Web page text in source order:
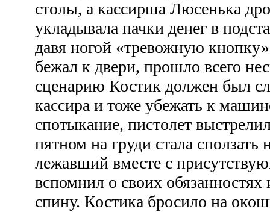
столы, а кассирша Люсенька
укладывала пачки денег в
давя ногой «тревожную
бежал к двери, прошло всего
сценарию Костик должен был
кассира и тоже убежать к
спотыкание, пистолет
пятном на груди стала
лежавший вместе с
вспомнил о своих
спину. Костика бросило на